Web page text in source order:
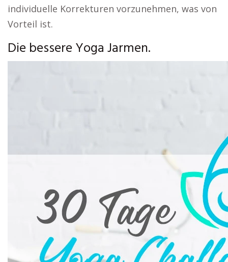
individuelle Korrekturen vorzunehmen, was von
Vorteil ist.
Die bessere Yoga Jarmen.